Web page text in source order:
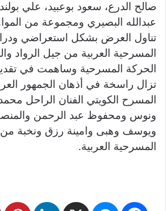
صالح الدرع، سعود بوعبيد، علي
عبدالله البصيري ومجموعة من
تناول العرض بشكل استعراضي
المسرحية العربية من جيل الرواد
الحركة المسرحية وساهمت في تقديم
تزال راسخة في أذهان الجمهور
المسرح الكويتي الفنان الراحل
ونوس ومحفوظ عبد الرحمن
ويوسف وهبى وامينة رزق ونخبة
المسرحية العربية.